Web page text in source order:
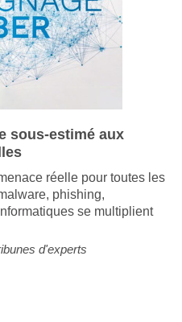
sous-estimé aux
réelle pour toutes les
phishing,
se multiplient
d'experts